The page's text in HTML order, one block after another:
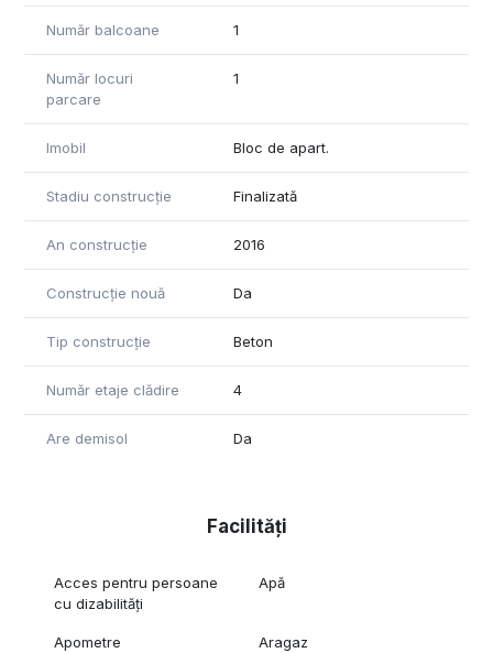
Număr balcoane 1
Număr locuri
parcare
1
Imobil Bloc de apart.
Stadiu construcție Finalizată
An construcție 2016
Construcție nouă Da
Tip construcție Beton
Număr etaje clădire 4
Are demisol Da
Facilități
Acces pentru persoane
cu dizabilități
Apă
Apometre Aragaz